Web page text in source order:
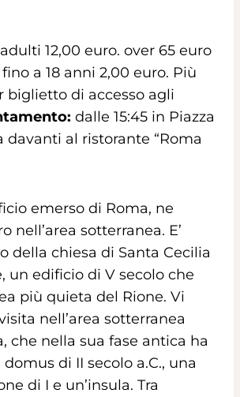
adulti 12,00 euro. over 65 euro
fino a 18 anni 2,00 euro. Più
biglietto di accesso agli
dalle 15:45 in Piazza
davanti al ristorante “Roma
emerso di Roma, ne
nell’area sotterranea. E’
della chiesa di Santa Cecilia
un edificio di V secolo che
più quieta del Rione. Vi
nell’area sotterranea
che nella sua fase antica ha
di II secolo a.C., una
di I e un’insula. Tra